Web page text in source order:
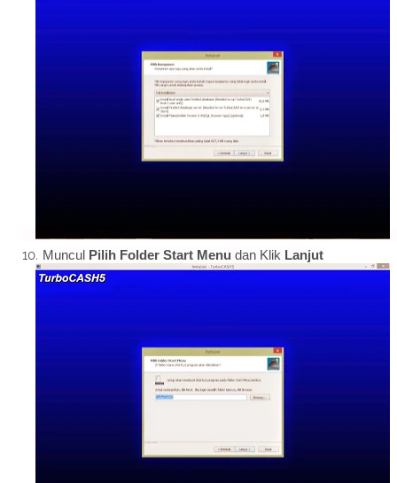
Muncul Pilih Folder Start Menu dan Klik Lanjut